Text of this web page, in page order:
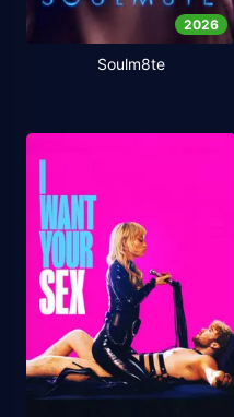
2026
Soulm8te